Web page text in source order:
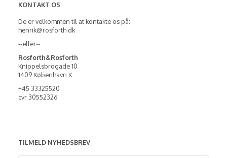
KONTAKT OS
De er velkommen til at kontakte os på:
henrik@rosforth.dk
--eller--
Rosforth&Rosforth
Knippelsbrogade 10
1409 København K
+45 33325520
cvr 30552326
TILMELD NYHEDSBREV